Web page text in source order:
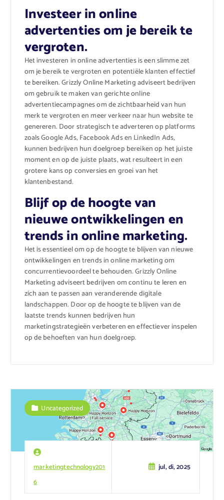
Investeer in online
advertenties om je bereik te
vergroten.
Het investeren in online advertenties is een slimme zet
om je bereik te vergroten en potentiële klanten effectief
te bereiken. Grizzly Online Marketing adviseert bedrijven
om gebruik te maken van gerichte online
advertentiecampagnes om de zichtbaarheid van hun
merk te vergroten en meer verkeer naar hun website te
genereren. Door strategisch te adverteren op platforms
zoals Google Ads, Facebook Ads en LinkedIn Ads,
kunnen bedrijven hun doelgroep bereiken op het juiste
moment en op de juiste plaats, wat resulteert in een
grotere kans op conversies en groei van het
klantenbestand.
Blijf op de hoogte van
nieuwe ontwikkelingen en
trends in online marketing.
Het is essentieel om op de hoogte te blijven van nieuwe
ontwikkelingen en trends in online marketing om
concurrentievoordeel te behouden. Grizzly Online
Marketing adviseert bedrijven om continu te leren en
zich aan te passen aan veranderende digitale
landschappen. Door op de hoogte te blijven van de
laatste trends kunnen bedrijven hun
marketingstrategieën verbeteren en effectiever inspelen
op de behoeften van hun doelgroep.
marketingtechnology201
6
jul, di, 2025
Uncategorized